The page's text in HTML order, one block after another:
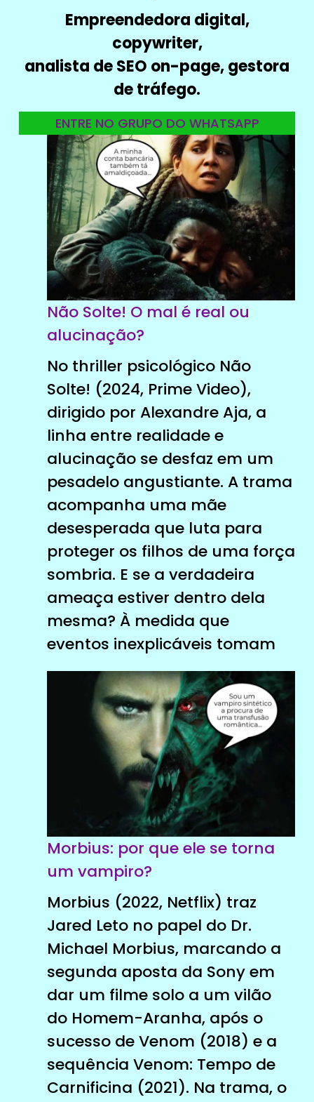
Empreendedora digital,
copywriter,
analista de SEO on-page, gestora
de tráfego.
ENTRE NO GRUPO DO WHATSAPP
Não Solte! O mal é real ou
alucinação?
No thriller psicológico Não
Solte! (2024, Prime Video),
dirigido por Alexandre Aja, a
linha entre realidade e
alucinação se desfaz em um
pesadelo angustiante. A trama
acompanha uma mãe
desesperada que luta para
proteger os filhos de uma força
sombria. E se a verdadeira
ameaça estiver dentro dela
mesma? À medida que
eventos inexplicáveis ​​tomam
Morbius: por que ele se torna
um vampiro?
Morbius (2022, Netflix) traz
Jared Leto no papel do Dr.
Michael Morbius, marcando a
segunda aposta da Sony em
dar um filme solo a um vilão
do Homem-Aranha, após o
sucesso de Venom (2018) e a
sequência Venom: Tempo de
Carnificina (2021). Na trama, o